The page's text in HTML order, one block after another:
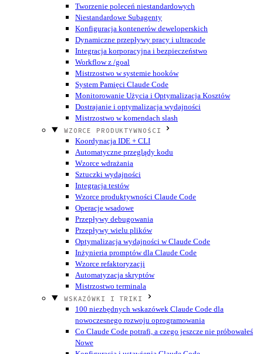
Tworzenie poleceń niestandardowych
Niestandardowe Subagenty
Konfiguracja kontenerów deweloperskich
Dynamiczne przepływy pracy i ultracode
Integracja korporacyjna i bezpieczeństwo
Workflow z /goal
Mistrzostwo w systemie hooków
System Pamięci Claude Code
Monitorowanie Użycia i Optymalizacja Kosztów
Dostrajanie i optymalizacja wydajności
Mistrzostwo w komendach slash
WZORCE PRODUKTYWNOŚCI
Koordynacja IDE + CLI
Automatyczne przeglądy kodu
Wzorce wdrażania
Sztuczki wydajności
Integracja testów
Wzorce produktywności Claude Code
Operacje wsadowe
Przepływy debugowania
Przepływy wielu plików
Optymalizacja wydajności w Claude Code
Inżynieria promptów dla Claude Code
Wzorce refaktoryzacji
Automatyzacja skryptów
Mistrzostwo terminala
WSKAZÓWKI I TRIKI
100 niezbędnych wskazówek Claude Code dla
nowoczesnego rozwoju oprogramowania
Co Claude Code potrafi, a czego jeszcze nie próbowałeś
Nowe